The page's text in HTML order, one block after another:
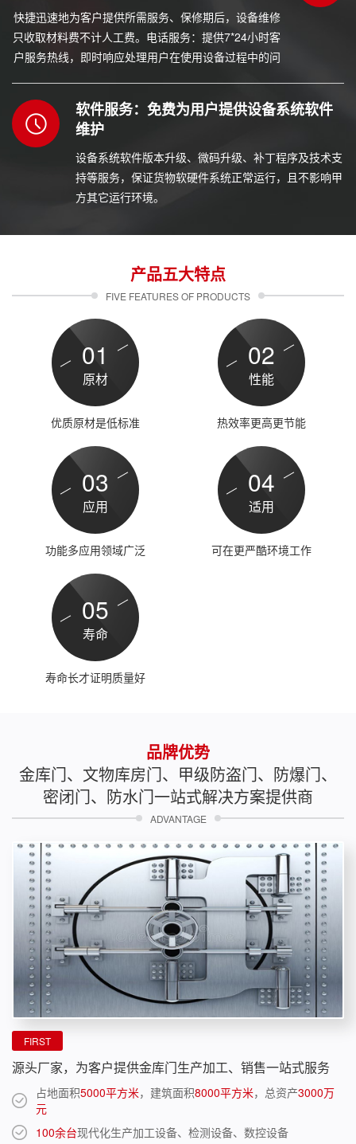
快捷迅速地为客户提供所需服务、保修期后，设备维修
只收取材料费不计人工费。电话服务：提供7*24小时客
户服务热线，即时响应处理用户在使用设备过程中的问
软件服务：免费为用户提供设备系统软件
维护
设备系统软件版本升级、微码升级、补丁程序及技术支
持等服务，保证货物软硬件系统正常运行，且不影响甲
方其它运行环境。
产品五大特点
FIVE FEATURES OF PRODUCTS
01
原材
优质原材是低标准
02
性能
热效率更高更节能
03
应用
功能多应用领域广泛
04
适用
可在更严酷环境工作
05
寿命
寿命长才证明质量好
品牌优势
金库门、文物库房门、甲级防盗门、防爆门、
密闭门、防水门一站式解决方案提供商
ADVANTAGE
FIRST
源头厂家，为客户提供金库门生产加工、销售一站式服务
占地面积5000平方米，建筑面积8000平方米，总资产3000万
元
100余台现代化生产加工设备、检测设备、数控设备